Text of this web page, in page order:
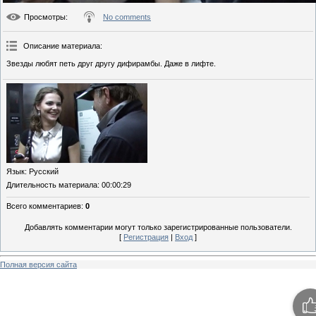
Просмотры: No comments
Описание материала:
Звезды любят петь друг другу дифирамбы. Даже в лифте.
Язык: Русский
Длительность материала: 00:00:29
Всего комментариев: 0
Добавлять комментарии могут только зарегистрированные пользователи.
[ Регистрация | Вход ]
Полная версия сайта